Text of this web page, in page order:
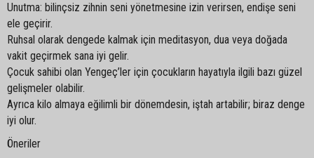
Unutma: bilinçsiz zihnin seni yönetmesine izin verirsen, endişe seni
ele geçirir.
Ruhsal olarak dengede kalmak için meditasyon, dua veya doğada
vakit geçirmek sana iyi gelir.
Çocuk sahibi olan Yengeç’ler için çocukların hayatıyla ilgili bazı güzel
gelişmeler olabilir.
Ayrıca kilo almaya eğilimli bir dönemdesin, iştah artabilir; biraz denge
iyi olur.
Öneriler